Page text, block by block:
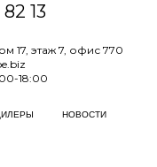
13
17, этаж 7, офис 770
18:00
НОВОСТИ